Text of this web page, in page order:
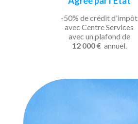
-50% de crédit d'impôt
avec Centre Services
avec un plafond de
12 000 € annuel.